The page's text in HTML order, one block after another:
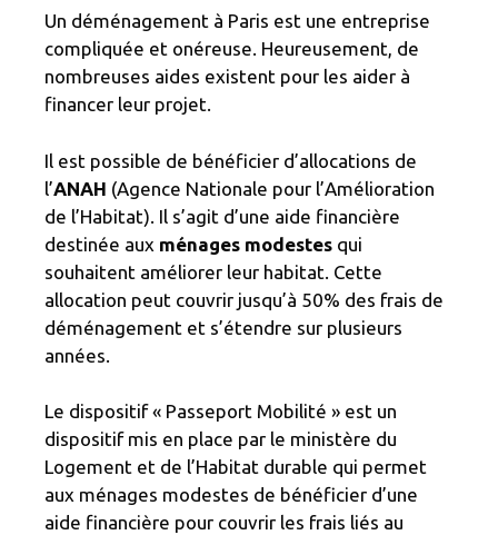
Un déménagement à Paris est une entreprise
compliquée et onéreuse. Heureusement, de
nombreuses aides existent pour les aider à
financer leur projet.
Il est possible de bénéficier d’allocations de
l’ANAH (Agence Nationale pour l’Amélioration
de l’Habitat). Il s’agit d’une aide financière
destinée aux ménages modestes qui
souhaitent améliorer leur habitat. Cette
allocation peut couvrir jusqu’à 50% des frais de
déménagement et s’étendre sur plusieurs
années.
Le dispositif « Passeport Mobilité » est un
dispositif mis en place par le ministère du
Logement et de l’Habitat durable qui permet
aux ménages modestes de bénéficier d’une
aide financière pour couvrir les frais liés au